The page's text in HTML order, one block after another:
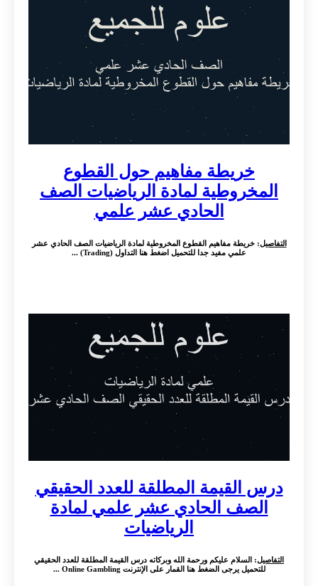
خريطة مفاهيم حول القطوع
المخروطية لمادة الرياضيات الصف
الحادي عشر علمي
التفاصيل: خريطة مفاهيم القطوع المخروطية لمادة الرياضيات الصف الحادي عشر
علمي مفيد جدا للتحميل اضغط هنا التداول (Trading) ...
درس القيمة المطلقة للعدد الحقيقي
الصف الحادي عشر علمي لمادة
الرياضيات
التفاصيل: السلام عليكم ورحمة الله وبركاته درس القيمة المطلقة للعدد الحقيقي
للتحميل يرجى الضغط هنا القمار على الإنترنت Online Gambling ...